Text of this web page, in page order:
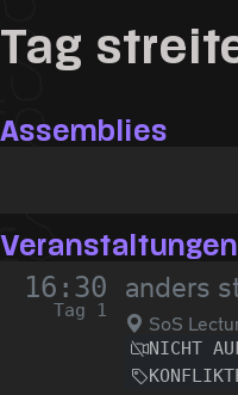
Tag
Assemblies
Veranstaltungen
16:30
Tag 1
anders
SoS
NICHT